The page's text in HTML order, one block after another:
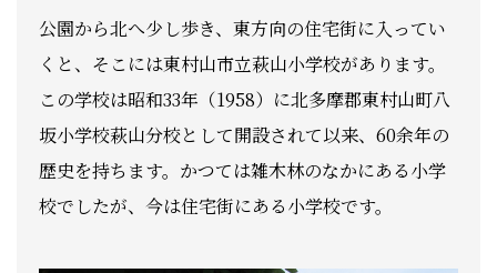
公園から北へ少し歩き、東方向の住宅街に入ってい
くと、そこには東村山市立萩山小学校があります。
この学校は昭和33年（1958）に北多摩郡東村山町八
坂小学校萩山分校として開設されて以来、60余年の
歴史を持ちます。かつては雑木林のなかにある小学
校でしたが、今は住宅街にある小学校です。